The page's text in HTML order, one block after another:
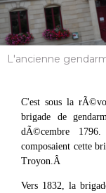
L'ancienne
C'est sous la
brigade de
dÃ©cembre
composaient cette
Troyon.Â
Vers 1832, la